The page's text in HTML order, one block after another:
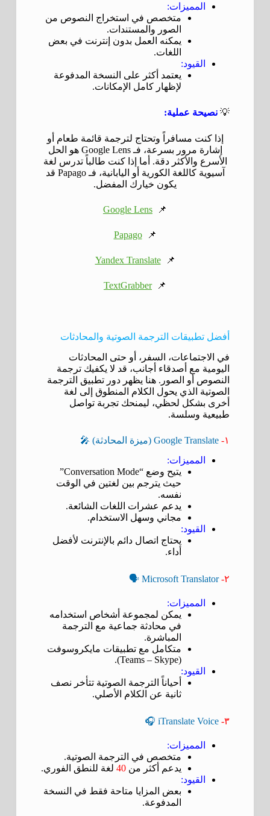
المميزات:
متخصص في استخراج النصوص من
الصور والمستندات.
يمكنه العمل بدون إنترنت في بعض
اللغات.
القيود:
يعتمد أكثر على النسخة المدفوعة
لإظهار كامل الإمكانات.
💡 نصيحة عملية:
إذا كنت مسافراً وتحتاج لترجمة قائمة طعام أو
إشارة مرور بسرعة، فـ Google Lens هو الحل
الأسرع والأكثر دقة. أما إذا كنت طالباً تدرس لغة
آسيوية كاللغة الكورية أو اليابانية، فـ Papago قد
يكون خيارك المفضل.
📌
Google Lens
📌
Papago
📌
Yandex Translate
📌
TextGrabber
أفضل تطبيقات الترجمة الصوتية والمحادثات
في الاجتماعات، السفر، أو حتى المحادثات
اليومية مع أصدقاء أجانب، قد لا يكفيك ترجمة
النصوص أو الصور. هنا يظهر دور تطبيق الترجمة
الصوتية الذي يحول الكلام المنطوق إلى لغة
أخرى بشكل لحظي، ليمنحك تجربة تواصل
طبيعية وسلسة.
١- Google Translate (ميزة المحادثة) 🎤
المميزات:
يتيح وضع “Conversation Mode”
حيث يترجم بين لغتين في الوقت
نفسه.
يدعم عشرات اللغات الشائعة.
مجاني وسهل الاستخدام.
القيود:
يحتاج اتصال دائم بالإنترنت لأفضل
أداء.
٢- Microsoft Translator 🗣️
المميزات:
يمكن لمجموعة أشخاص استخدامه
في محادثة جماعية مع الترجمة
المباشرة.
متكامل مع تطبيقات مايكروسوفت
(Teams – Skype).
القيود:
أحياناً الترجمة الصوتية تتأخر نصف
ثانية عن الكلام الأصلي.
٣- iTranslate Voice 🎧
المميزات:
متخصص في الترجمة الصوتية.
يدعم أكثر من 40لغة للنطق الفوري.
القيود:
بعض المزايا متاحة فقط في النسخة
المدفوعة.